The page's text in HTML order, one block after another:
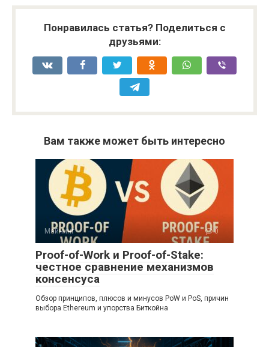
Понравилась статья? Поделиться с
друзьями:
Вам также может быть интересно
Майнинг 0
Proof-of-Work и Proof-of-Stake:
честное сравнение механизмов
консенсуса
Обзор принципов, плюсов и минусов PoW и PoS, причин
выбора Ethereum и упорства Биткойна